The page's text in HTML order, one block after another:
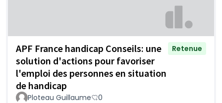
APF France handicap Conseils: une
solution d'actions pour favoriser
l'emploi des personnes en situation
de handicap
Retenue
Ploteau Guillaume 0